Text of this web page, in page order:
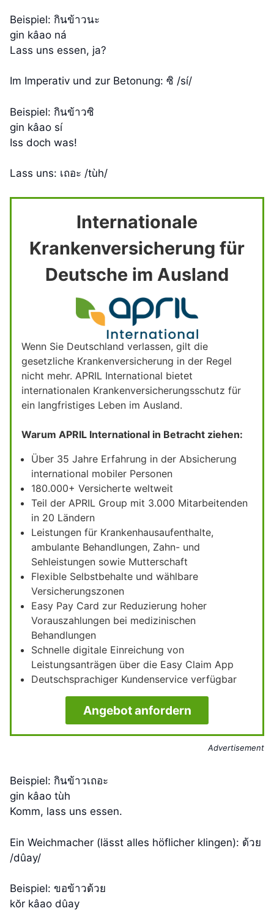
Beispiel: กินข้าวนะ
gin kâao ná
Lass uns essen, ja?
Im Imperativ und zur Betonung: ซิ /sí/
Beispiel: กินข้าวซิ
gin kâao sí
Iss doch was!
Lass uns: เถอะ /tùh/
Internationale
Krankenversicherung für
Deutsche im Ausland
Wenn Sie Deutschland verlassen, gilt die
gesetzliche Krankenversicherung in der Regel
nicht mehr. APRIL International bietet
internationalen Krankenversicherungsschutz für
ein langfristiges Leben im Ausland.
Warum APRIL International in Betracht ziehen:
Über 35 Jahre Erfahrung in der Absicherung
international mobiler Personen
180.000+ Versicherte weltweit
Teil der APRIL Group mit 3.000 Mitarbeitenden
in 20 Ländern
Leistungen für Krankenhausaufenthalte,
ambulante Behandlungen, Zahn- und
Sehleistungen sowie Mutterschaft
Flexible Selbstbehalte und wählbare
Versicherungszonen
Easy Pay Card zur Reduzierung hoher
Vorauszahlungen bei medizinischen
Behandlungen
Schnelle digitale Einreichung von
Leistungsanträgen über die Easy Claim App
Deutschsprachiger Kundenservice verfügbar
Angebot anfordern
Advertisement
Beispiel: กินข้าวเถอะ
gin kâao tùh
Komm, lass uns essen.
Ein Weichmacher (lässt alles höflicher klingen): ด้วย
/dûay/
Beispiel: ขอข้าวด้วย
kŏr kâao dûay